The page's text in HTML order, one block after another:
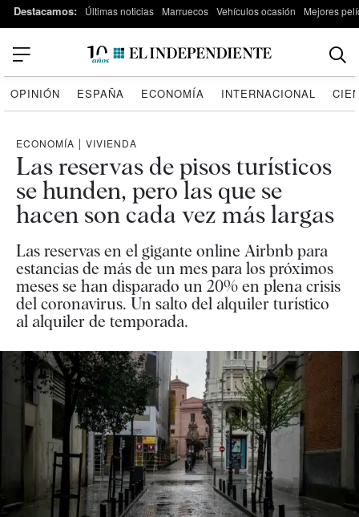
Destacamos: Últimas noticias Marruecos Vehículos ocasión Mejores
OPINIÓN ESPAÑA ECONOMÍA INTERNACIONAL
ECONOMÍA | VIVIENDA
Las reservas de pisos turísticos
se hunden, pero las que se
hacen son cada vez más largas
Las reservas en el gigante online Airbnb para
estancias de más de un mes para los próximos
meses se han disparado un 20% en plena crisis
del coronavirus. Un salto del alquiler turístico
al alquiler de temporada.